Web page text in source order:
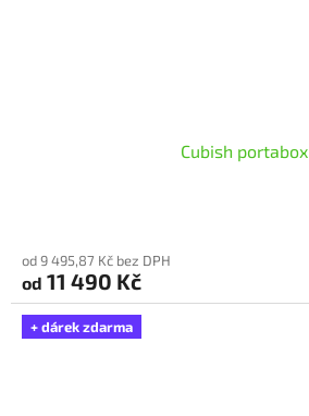
Cubish portabox
produktu
je
5,0
od 9 495,87 Kč bez DPH
od 11 490 Kč
+ dárek zdarma